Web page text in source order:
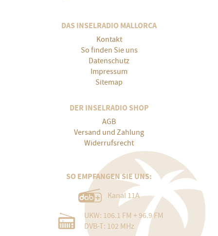
DAS INSELRADIO MALLORCA
Kontakt
So finden Sie uns
Datenschutz
Impressum
Sitemap
DER INSELRADIO SHOP
AGB
Versand und Zahlung
Widerrufsrecht
SO EMPFANGEN SIE UNS:
Kanal 11A
UKW: 106.1 FM + 96.9 FM
DVB-T: 102 MHz